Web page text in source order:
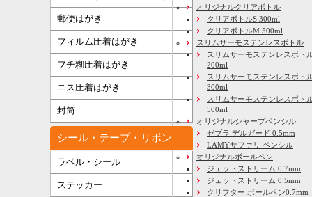
郵便はがき
フィルム圧着はがき
フチ糊圧着はがき
ニス圧着はがき
封筒
シール・テープ・リボン
ラベル・シール
ステッカー
オリジナルクリアボトル
クリアボトルS 300ml
クリアボトルM 500ml
スリムサーモステンレスボトル
スリムサーモステンレスボト
200ml
スリムサーモステンレスボト
300ml
スリムサーモステンレスボト
500ml
オリジナルシャープペンシル
ゼブラ デルガード 0.5mm
LAMYサファリ ペンシル
オリジナルボールペン
ジェットストリーム 0.7mm
ジェットストリーム 0.5mm
クリフター ボールペン0.7mm